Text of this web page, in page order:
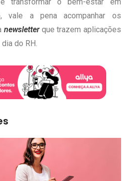
vale a pena acompanhar os
newsletterque trazem aplicações
do RH.